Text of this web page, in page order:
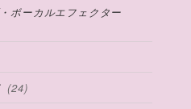
ボーカルエフェクター
(24)